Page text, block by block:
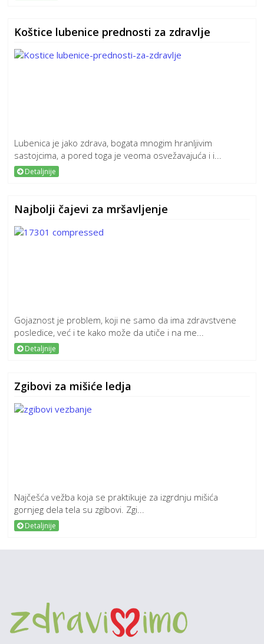
Koštice lubenice prednosti za zdravlje
Lubenica je jako zdrava, bogata mnogim hranljivim
sastojcima, a pored toga je veoma osvežavajuća i i...
Detaljnije
Najbolji čajevi za mršavljenje
Gojaznost je problem, koji ne samo da ima zdravstvene
posledice, već i te kako može da utiče i na me...
Detaljnije
Zgibovi za mišiće ledja
Najčešća vežba koja se praktikuje za izgrdnju mišića
gornjeg dela tela su zgibovi. Zgi...
Detaljnije